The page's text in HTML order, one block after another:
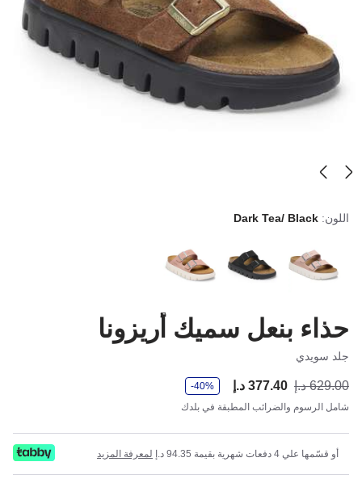
اللون: Dark Tea/ Black
حذاء بنعل سميك أريزونا
جلد سويدي
629.00 د.إ 377.40 د.إ
-40%
شامل الرسوم والضرائب المطبقة في بلدك
أو قسّمها علي 4 دفعات شهرية بقيمة 94.35 د.إ لمعرفة المزيد